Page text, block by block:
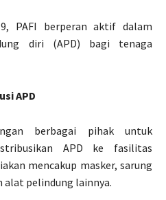
PAFI berperan aktif dalam
diri (APD) bagi tenaga
APD
berbagai pihak untuk
APD ke fasilitas
mencakup masker, sarung
alat pelindung lainnya.